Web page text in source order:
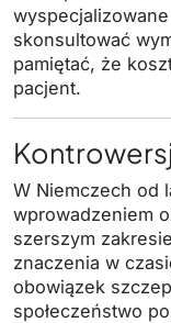
wyspecjalizowane
skonsultować
pamiętać, że
pacjent.
W Niemczech od
wprowadzeniem
szerszym
znaczenia w
obowiązek
społeczeństwo